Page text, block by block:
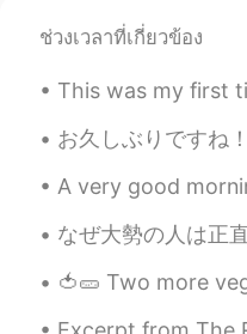
ช่วงเวลาที่เกี่ยวข้อง
This was my first time doing a full
お久しぶりですね！ I haven't posted in a while. 今日はイギ
A very good morning from the UK🇬🇧🙋‍♀️to
なぜ大勢の人は正直に言わないのか。 なぜ大勢の人は心から夢とか深い考えを伝える事遠
🍅🥒 Two more veggie stories 🍆🥕 1学期最後の授業で、